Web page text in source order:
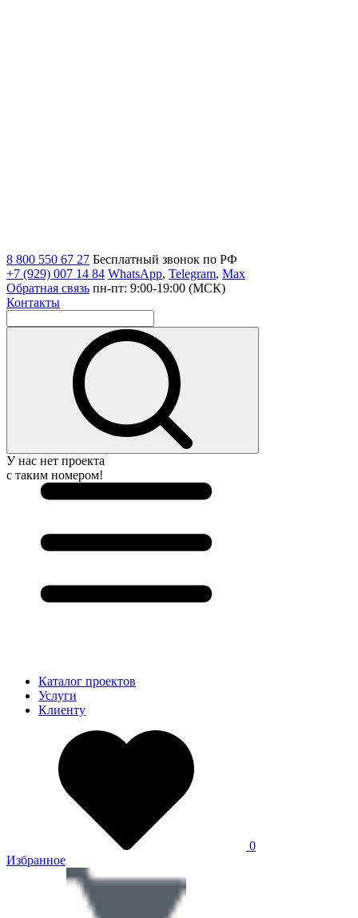
8 800 550 67 27 Бесплатный звонок по РФ
+7 (929) 007 14 84 WhatsApp, Telegram, Max
Обратная связь пн-пт: 9:00-19:00 (МСК)
Контакты
У нас нет проекта
с таким номером!
Каталог проектов
Услуги
Клиенту
0
Избранное